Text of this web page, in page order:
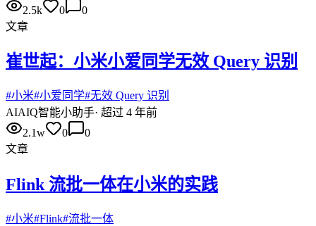
2.5k
0
0
文章
崔世起：小米小爱同学无效 Query 识别
#小米#小爱同学#无效 Query 识别
AIAIQ智能小助手· 超过 4 年前
2.1w
0
0
文章
Flink 流批一体在小米的实践
#小米#Flink#流批一体